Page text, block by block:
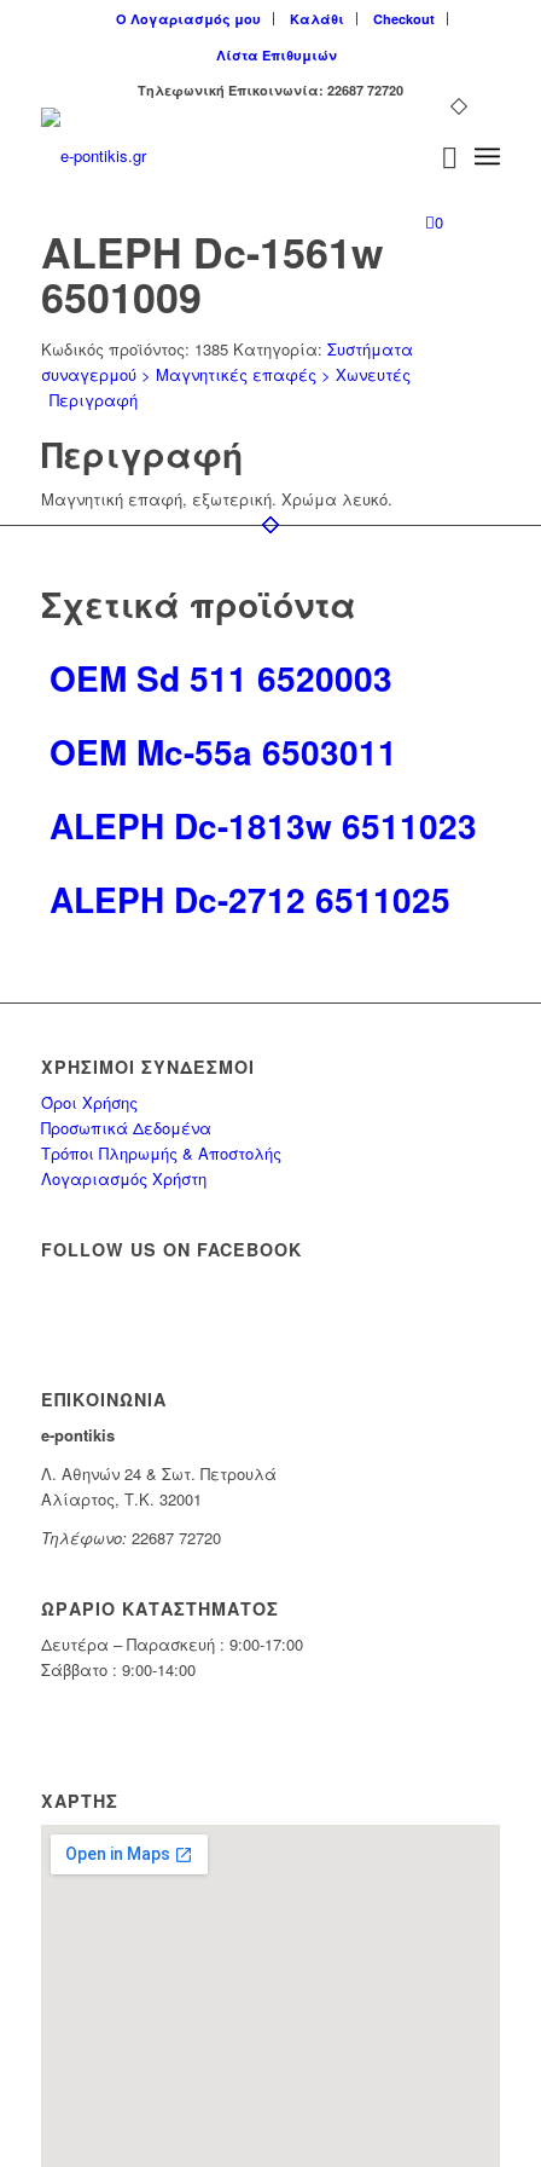
Ο Λογαριασμός μου Καλάθι
Checkout
Λίστα Επιθυμιών
Tηλεφωνική Επικοινωνία: 22687 72720
0
ALEPH Dc-1561w
6501009
Κωδικός προϊόντος: 1385 Κατηγορία: Συστήματα
συναγερμού > Μαγνητικές επαφές > Χωνευτές
Περιγραφή
Περιγραφή
Mαγνητική επαφή, εξωτερική. Χρώμα λευκό.
Σχετικά προϊόντα
OEM Sd 511 6520003
OEM Mc-55a 6503011
ALEPH Dc-1813w 6511023
ALEPH Dc-2712 6511025
ΧΡΉΣΙΜΟΙ ΣΎΝΔΕΣΜΟΙ
Όροι Χρήσης
Προσωπικά Δεδομένα
Τρόποι Πληρωμής & Αποστολής
Λογαριασμός Χρήστη
FOLLOW US ON FACEBOOK
ΕΠΙΚΟΙΝΩΝΊΑ
e-pontikis
Λ. Αθηνών 24 & Σωτ. Πετρουλά
Αλίαρτος, Τ.Κ. 32001
Τηλέφωνο:22687 72720
ΩΡΆΡΙΟ ΚΑΤΑΣΤΉΜΑΤΟΣ
Δευτέρα – Παρασκευή : 9:00-17:00
Σάββατο : 9:00-14:00
ΧΆΡΤΗΣ